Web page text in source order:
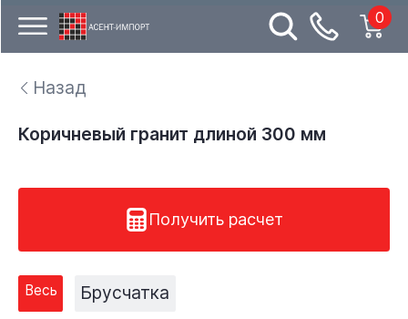
0
Назад
Коричневый гранит длиной 300 мм
Получить расчет
Весь Брусчатка